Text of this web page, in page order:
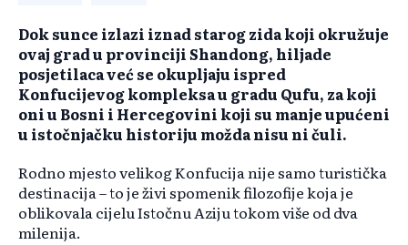
Dok sunce izlazi iznad starog zida koji okružuje
ovaj grad u provinciji Shandong, hiljade
posjetilaca već se okupljaju ispred
Konfucijevog kompleksa u gradu Qufu, za koji
oni u Bosni i Hercegovini koji su manje upućeni
u istočnjačku historiju možda nisu ni čuli.
Rodno mjesto velikog Konfucija nije samo turistička
destinacija – to je živi spomenik filozofije koja je
oblikovala cijelu Istočnu Aziju tokom više od dva
milenija.